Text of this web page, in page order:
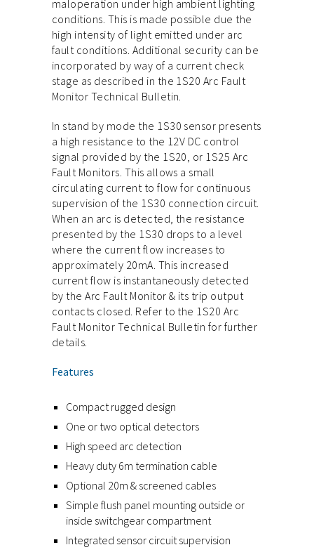
maloperation under high ambient lighting
conditions. This is made possible due the
high intensity of light emitted under arc
fault conditions. Additional security can be
incorporated by way of a current check
stage as described in the 1S20 Arc Fault
Monitor Technical Bulletin.
In stand by mode the 1S30 sensor presents
a high resistance to the 12V DC control
signal provided by the 1S20, or 1S25 Arc
Fault Monitors. This allows a small
circulating current to flow for continuous
supervision of the 1S30 connection circuit.
When an arc is detected, the resistance
presented by the 1S30 drops to a level
where the current flow increases to
approximately 20mA. This increased
current flow is instantaneously detected
by the Arc Fault Monitor & its trip output
contacts closed. Refer to the 1S20 Arc
Fault Monitor Technical Bulletin for further
details.
Features
Compact rugged design
One or two optical detectors
High speed arc detection
Heavy duty 6m termination cable
Optional 20m & screened cables
Simple flush panel mounting outside or
inside switchgear compartment
Integrated sensor circuit supervision